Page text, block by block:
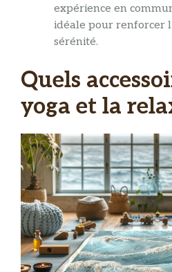
expérience en
idéale pour renforcer
sérénité.
Quels
yoga et la